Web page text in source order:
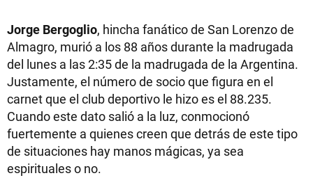
Jorge Bergoglio, hincha fanático de San Lorenzo de
Almagro, murió a los 88 años durante la madrugada
del lunes a las 2:35 de la madrugada de la Argentina.
Justamente, el número de socio que figura en el
carnet que el club deportivo le hizo es el 88.235.
Cuando este dato salió a la luz, conmocionó
fuertemente a quienes creen que detrás de este tipo
de situaciones hay manos mágicas, ya sea
espirituales o no.